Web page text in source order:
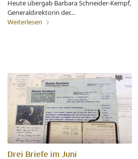
Heute übergab Barbara Schneider-Kempf,
Generaldirektorin der…
Weiterlesen
Drei Briefe im Juni